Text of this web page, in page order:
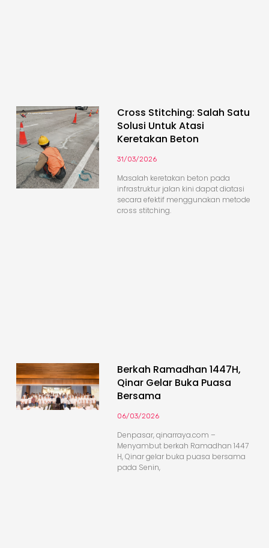
Cross Stitching: Salah Satu
Solusi Untuk Atasi
Keretakan Beton
31/03/2026
Masalah keretakan beton pada
infrastruktur jalan kini dapat diatasi
secara efektif menggunakan metode
cross stitching.
Berkah Ramadhan 1447H,
Qinar Gelar Buka Puasa
Bersama
06/03/2026
Denpasar, qinarraya.com –
Menyambut berkah Ramadhan 1447
H, Qinar gelar buka puasa bersama
pada Senin,